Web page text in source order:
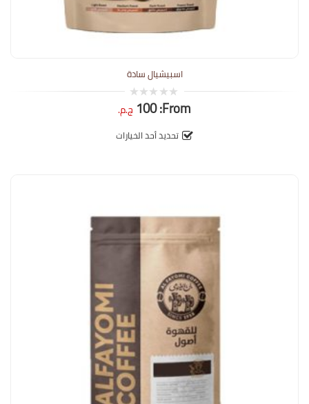
اسبيشيال سادة
0
out
5
From:
100 ج.م.
تحديد أحد الخيارات